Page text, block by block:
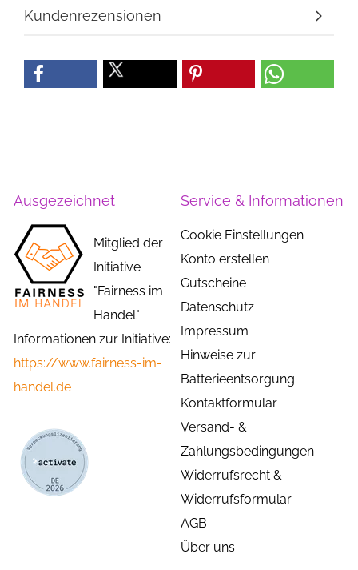
Kundenrezensionen
Ausgezeichnet
Mitglied der
Initiative
"Fairness im
Handel"
Informationen zur Initiative:
https://www.fairness-im-
handel.de
Service & Informationen
Cookie Einstellungen
Konto erstellen
Gutscheine
Datenschutz
Impressum
Hinweise zur
Batterieentsorgung
Kontaktformular
Versand- &
Zahlungsbedingungen
Widerrufsrecht &
Widerrufsformular
AGB
Über uns